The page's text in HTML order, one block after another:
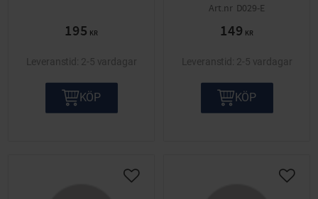
195 KR
2-5 vardagar
KÖP
D029-E
149 KR
2-5 vardagar
KÖP
Lägg till i önskelista Lägg